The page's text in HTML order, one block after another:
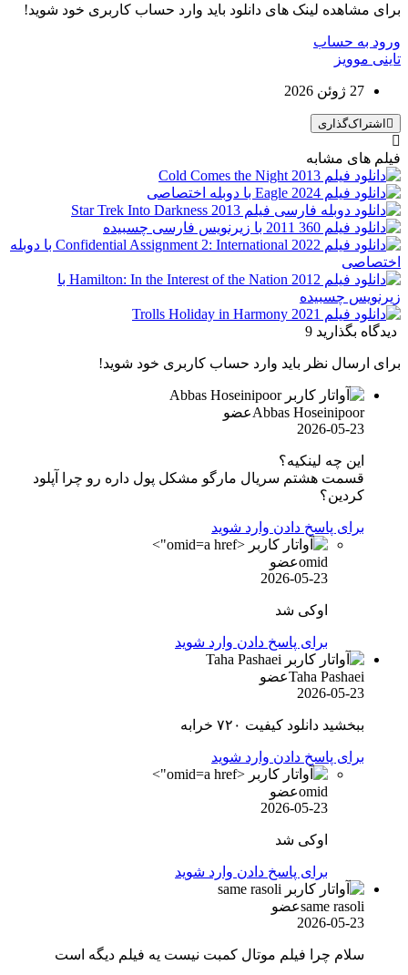
برای مشاهده لینک های دانلود باید وارد حساب کاربری خود شوید!
ورود به حساب
تاینی موویز
27 ژوئن 2026
اشتراک‌گذاری
فیلم های مشابه
دیدگاه بگذارید 9
برای ارسال نظر باید وارد حساب کاربری خود شوید!
Abbas Hoseinipoorعضو
2026-05-23
این چه لینکیه؟
قسمت هشتم سریال مارگو مشکل پول داره رو چرا آپلود
کردین؟
برای پاسخ دادن وارد شوید
omid">
omidعضو
2026-05-23
اوکی شد
برای پاسخ دادن وارد شوید
Taha Pashaeiعضو
2026-05-23
ببخشید دانلود کیفیت ۷۲۰ خرابه
برای پاسخ دادن وارد شوید
omid">
omidعضو
2026-05-23
اوکی شد
برای پاسخ دادن وارد شوید
same rasoliعضو
2026-05-23
سلام چرا فیلم موتال کمبت نیست یه فیلم دیگه است